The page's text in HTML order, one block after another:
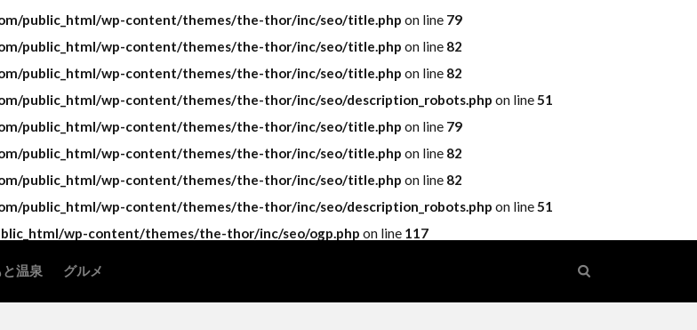
public_html/wp-content/themes/the-thor/inc/seo/title.php on line 79
public_html/wp-content/themes/the-thor/inc/seo/title.php on line 82
public_html/wp-content/themes/the-thor/inc/seo/title.php on line 82
public_html/wp-content/themes/the-thor/inc/seo/description_robots.php on line51
public_html/wp-content/themes/the-thor/inc/seo/title.php on line 79
public_html/wp-content/themes/the-thor/inc/seo/title.php on line 82
public_html/wp-content/themes/the-thor/inc/seo/title.php on line 82
public_html/wp-content/themes/the-thor/inc/seo/description_robots.php on line51
wp-content/themes/the-thor/inc/seo/ogp.php on line 117
温泉 グルメ